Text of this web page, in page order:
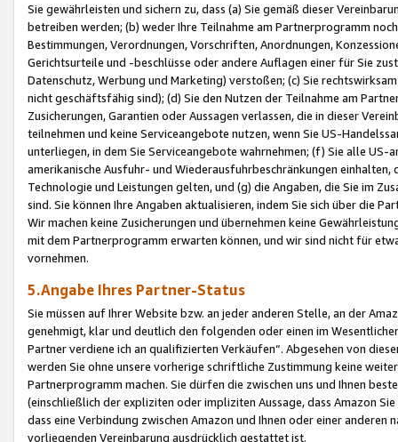
Sie gewährleisten und sichern zu, dass (a) Sie gemäß dieser
betreiben werden; (b) weder Ihre Teilnahme am Partnerprogramm
Bestimmungen, Verordnungen, Vorschriften, Anordnungen,
Gerichtsurteile und -beschlüsse oder andere Auflagen einer für Sie
Datenschutz, Werbung und Marketing) verstoßen; (c) Sie
nicht geschäftsfähig sind); (d) Sie den Nutzen der Teilnahme am
Zusicherungen, Garantien oder Aussagen verlassen, die in dieser
teilnehmen und keine Serviceangebote nutzen, wenn Sie US-
unterliegen, in dem Sie Serviceangebote wahrnehmen; (f) Sie alle
amerikanische Ausfuhr- und Wiederausfuhrbeschränkungen
Technologie und Leistungen gelten, und (g) die Angaben, die Sie im
sind. Sie können Ihre Angaben aktualisieren, indem Sie sich über die
Wir machen keine Zusicherungen und übernehmen keine
mit dem Partnerprogramm erwarten können, und wir sind nicht für
vornehmen.
5.Angabe Ihres Partner-Status
Sie müssen auf Ihrer Website bzw. an jeder anderen Stelle, an der
genehmigt, klar und deutlich den folgenden oder einen im
Partner verdiene ich an qualifizierten Verkäufen“. Abgesehen von
werden Sie ohne unsere vorherige schriftliche Zustimmung keine
Partnerprogramm machen. Sie dürfen die zwischen uns und Ihnen
(einschließlich der expliziten oder impliziten Aussage, dass Amazon
dass eine Verbindung zwischen Amazon und Ihnen oder einer
vorliegenden Vereinbarung ausdrücklich gestattet ist.